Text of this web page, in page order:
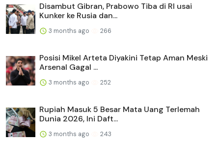
Disambut Gibran, Prabowo Tiba di RI usai
Kunker ke Rusia dan...
3 months ago 266
Posisi Mikel Arteta Diyakini Tetap Aman Meski
Arsenal Gagal ...
3 months ago 252
Rupiah Masuk 5 Besar Mata Uang Terlemah
Dunia 2026, Ini Daft...
3 months ago 243